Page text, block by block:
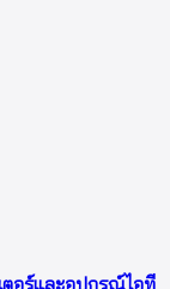
ตอร์และอุปกรณ์ไอที